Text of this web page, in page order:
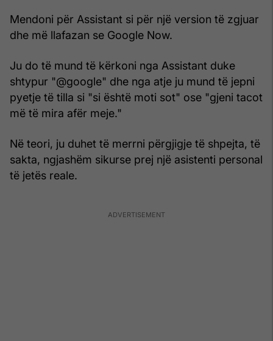
Mendoni për Assistant si për një version të zgjuar
dhe më llafazan se Google Now.
Ju do të mund të kërkoni nga Assistant duke
shtypur "@google" dhe nga atje ju mund të jepni
pyetje të tilla si "si është moti sot" ose "gjeni tacot
më të mira afër meje."
Në teori, ju duhet të merrni përgjigje të shpejta, të
sakta, ngjashëm sikurse prej një asistenti personal
të jetës reale.